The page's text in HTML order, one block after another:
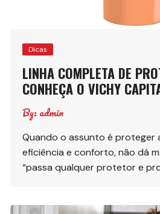
Dicas
LINHA COMPLETA DE
CONHEÇA O VICHY
By: admin
Quando o assunto é proteger
eficiência e conforto, não dá
“passa qualquer protetor e